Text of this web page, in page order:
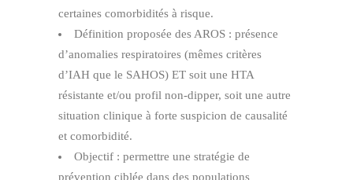
certaines comorbidités à risque.
Définition proposée des AROS : présence
d’anomalies respiratoires (mêmes critères
d’IAH que le SAHOS) ET soit une HTA
résistante et/ou profil non‑dipper, soit une autre
situation clinique à forte suspicion de causalité
et comorbidité.
Objectif : permettre une stratégie de
prévention ciblée dans des populations